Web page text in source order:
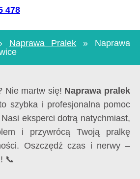
478
Naprawa Pralek » Naprawa
Nie martw się! Naprawa pralek
szybka i profesjonalna pomoc
eksperci dotrą natychmiast,
i przywrócą Twoją pralkę
Oszczędź czas i nerwy –
📞